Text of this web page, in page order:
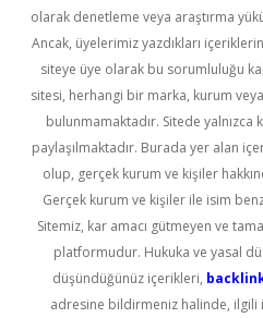
olarak denetleme veya araştırma
Ancak, üyelerimiz yazdıkları
siteye üye olarak bu sorumluluğu
sitesi, herhangi bir marka, kurum
bulunmamaktadır. Sitede yalnızca
paylaşılmaktadır. Burada yer alan
olup, gerçek kurum ve kişiler
Gerçek kurum ve kişiler ile isim
Sitemiz, kar amacı gütmeyen ve
platformudur. Hukuka ve yasal
düşündüğünüz içerikleri,
adresine bildirmeniz halinde, ilgili